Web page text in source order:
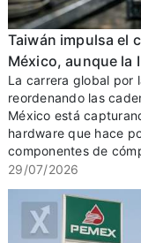
Taiwán impulsa el
México, aunque la
La carrera global por
reordenando las
México está
hardware que hace
componentes de
29/07/2026